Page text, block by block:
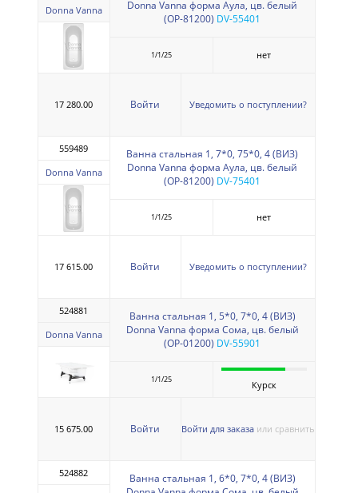
Donna Vanna
Donna Vanna форма Аула, цв. белый
(ОР-81200) DV-55401
1/1/25 нет
17 280.00 Войти Уведомить о поступлении?
559489
Donna Vanna
Ванна стальная 1, 7*0, 75*0, 4 (ВИЗ)
Donna Vanna форма Аула, цв. белый
(ОР-81200) DV-75401
1/1/25 нет
17 615.00 Войти Уведомить о поступлении?
524881
Donna Vanna
Ванна стальная 1, 5*0, 7*0, 4 (ВИЗ)
Donna Vanna форма Сома, цв. белый
(ОР-01200) DV-55901
1/1/25 Курск
15 675.00 Войти Войти для заказа или сравнить
524882
Ванна стальная 1, 6*0, 7*0, 4 (ВИЗ)